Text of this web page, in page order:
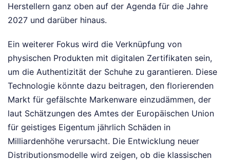
Herstellern ganz oben auf der Agenda für die Jahre
2027 und darüber hinaus.
Ein weiterer Fokus wird die Verknüpfung von
physischen Produkten mit digitalen Zertifikaten sein,
um die Authentizität der Schuhe zu garantieren. Diese
Technologie könnte dazu beitragen, den florierenden
Markt für gefälschte Markenware einzudämmen, der
laut Schätzungen des Amtes der Europäischen Union
für geistiges Eigentum jährlich Schäden in
Milliardenhöhe verursacht. Die Entwicklung neuer
Distributionsmodelle wird zeigen, ob die klassischen